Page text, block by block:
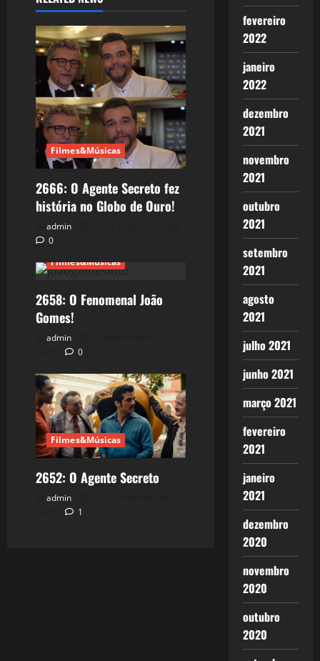
Filmes&Músicas
2666: O Agente Secreto fez
história no Globo de Ouro!
admin
0
Filmes&Músicas
2658: O Fenomenal João
Gomes!
admin
0
Filmes&Músicas
2652: O Agente Secreto
admin
1
fevereiro
2022
janeiro
2022
dezembro
2021
novembro
2021
outubro
2021
setembro
2021
agosto
2021
julho 2021
junho 2021
março 2021
fevereiro
2021
janeiro
2021
dezembro
2020
novembro
2020
outubro
2020